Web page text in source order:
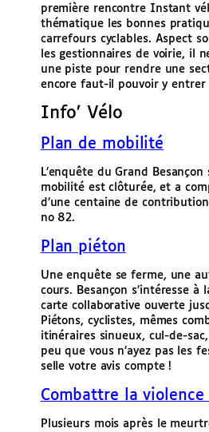
première rencontre Instant
thématique les bonnes
carrefours cyclables. Aspect
les gestionnaires de voirie, il
une piste pour rendre une
encore faut-il pouvoir y
Info’ Vélo
Plan de mobilité
L’enquête du Grand
mobilité est clôturée, et a
d’une centaine de
no 82.
Plan piéton
Une enquête se ferme, une
cours. Besançon s’intéresse à
carte collaborative ouverte
Piétons, cyclistes, mêmes
itinéraires sinueux, cul-de-
peu que vous n’ayez pas les
selle votre avis compte !
Combattre la violence
Plusieurs mois après le